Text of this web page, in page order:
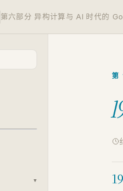
第六部分 异构计算与 AI 时代的 Go
第